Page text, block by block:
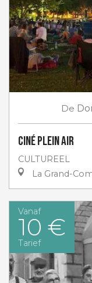
De
Ciné plein air
CULTUREEL
La Grand-
Vanaf
10 €
Tarief